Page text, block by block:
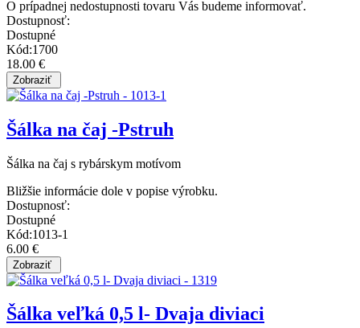
O prípadnej nedostupnosti tovaru Vás budeme informovať.
Dostupnosť:
Dostupné
Kód:1700
18.00 €
Šálka na čaj -Pstruh
Šálka na čaj s rybárskym motívom
Bližšie informácie dole v popise výrobku.
Dostupnosť:
Dostupné
Kód:1013-1
6.00 €
Šálka veľká 0,5 l- Dvaja diviaci